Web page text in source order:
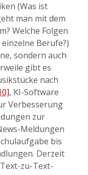
(Was ist
man mit dem
Welche Folgen
Berufe?)
sondern auch
gibt es
nach
, KI-Software
Verbesserung
zur
Meldungen
bis
Derzeit
zu-Text-